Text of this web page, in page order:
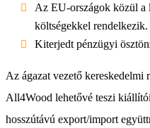
Az EU-országok közül a
költségekkel rendelkezik.
Kiterjedt pénzügyi
Az ágazat vezető kereskedelmi
All4Wood lehetővé teszi
hosszútávú export/import